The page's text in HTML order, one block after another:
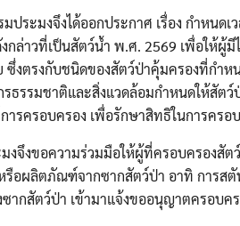
มประมงจึงได้ออกประกาศ เรื่อง กำหน
กล่าวที่เป็นสัตว์น้ำ พ.ศ. 2569 เพื่อให้ผู้
ซึ่งตรงกับชนิดของสัตว์ป่าคุ้มครองที่กำห
ธรรมชาติและสิ่งแวดล้อมกำหนดให้สัต
ารครอบครอง เพื่อรักษาสิทธิในการคร
งจึงขอความร่วมมือให้ผู้ที่ครอบครองสั
รือผลิตภัณฑ์จากซากสัตว์ป่า อาทิ การส
ากสัตว์ป่า เข้ามาแจ้งขออนุญาตครอบค